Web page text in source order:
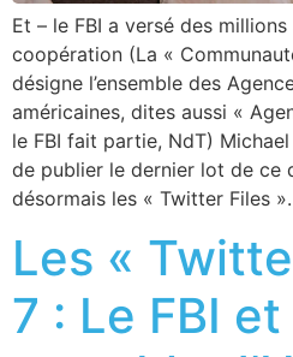
Et – le FBI a versé des
coopération (La «
désigne l’ensemble des
américaines, dites aussi «
le FBI fait partie, NdT)
de publier le dernier lot de ce
désormais les « Twitter Files
Les «
7 : Le FBI et